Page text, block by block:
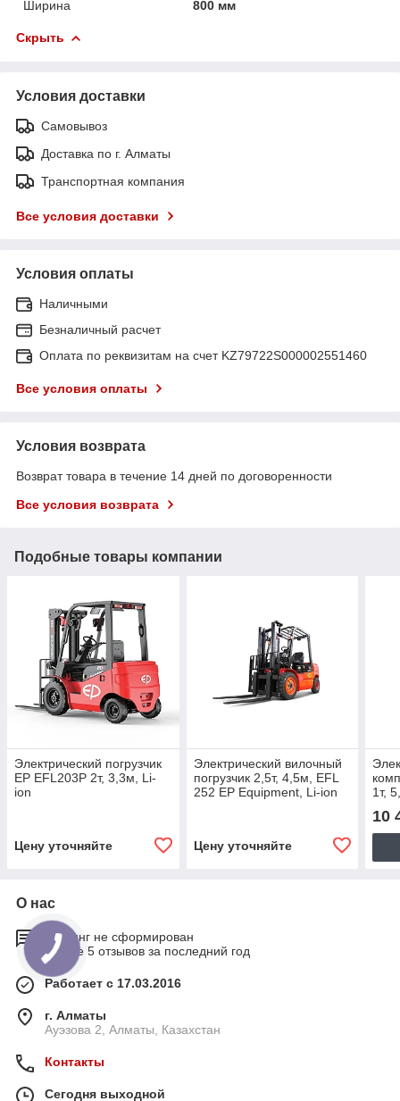
Ширина
800 мм
Скрыть
Условия доставки
Самовывоз
Доставка по г. Алматы
Транспортная компания
Все условия доставки
Условия оплаты
Наличными
Безналичный расчет
Оплата по реквизитам на счет KZ79722S000002551460
Все условия оплаты
Условия возврата
Возврат товара в течение 14 дней по договоренности
Все условия возврата
Подобные товары компании
Электрический погрузчик
EP EFL203P 2т, 3,3м, Li-
ion
Цену уточняйте
Электрический вилочный
погрузчик 2,5т, 4,5м, EFL
252 EP Equipment, Li-ion
Цену уточняйте
1т,
10
О нас
Рейтинг не сформирован
Менее 5 отзывов за последний год
Работает с 17.03.2016
г. Алматы
Ауэзова 2, Алматы, Казахстан
Контакты
Сегодня выходной